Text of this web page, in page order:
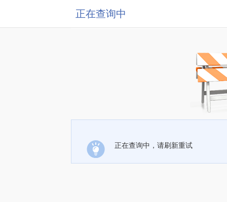
正在查询中
正在查询中，请刷新重试